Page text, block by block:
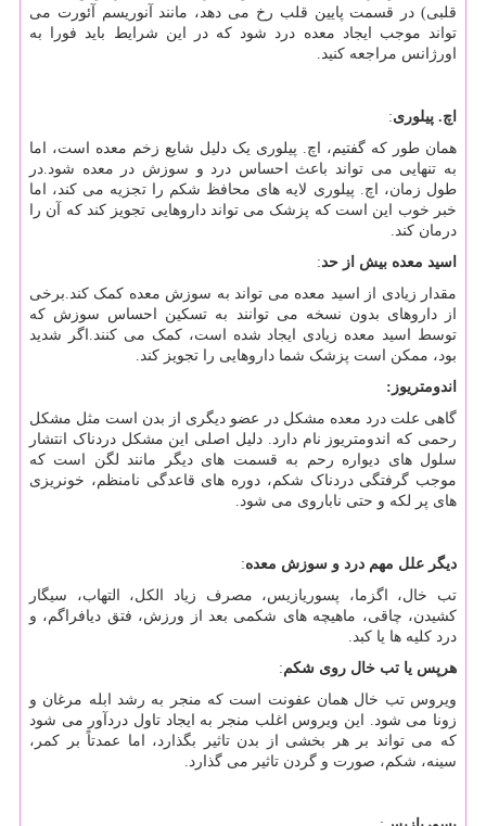
قلبی) در قسمت پایین قلب رخ می دهد، مانند آنوریسم آئورت می
تواند موجب ایجاد معده درد شود که در این شرایط باید فورا به
اورژانس مراجعه کنید.
اچ. پیلوری:
همان طور که گفتیم، اچ. پیلوری یک دلیل شایع زخم معده است، اما
به تنهایی می تواند باعث احساس درد و سوزش در معده شود.در
طول زمان، اچ. پیلوری لایه های محافظ شکم را تجزیه می کند، اما
خبر خوب این است که پزشک می تواند داروهایی تجویز کند که آن را
درمان کند.
اسید معده بیش از حد:
مقدار زیادی از اسید معده می تواند به سوزش معده کمک کند.برخی
از داروهای بدون نسخه می توانند به تسکین احساس سوزش که
توسط اسید معده زیادی ایجاد شده است، کمک می کنند.اگر شدید
بود، ممکن است پزشک شما داروهایی را تجویز کند.
اندومتریوز:
گاهی علت درد معده مشکل در عضو دیگری از بدن است مثل مشکل
رحمی که اندومتریوز نام دارد. دلیل اصلی این مشکل دردناک انتشار
سلول های دیواره رحم به قسمت های دیگر مانند لگن است که
موجب گرفتگی دردناک شکم، دوره های قاعدگی نامنظم، خونریزی
های پر لکه و حتی ناباروی می شود.
دیگر علل مهم درد و سوزش معده:
تب خال، اگزما، پسوریازیس، مصرف زیاد الکل، التهاب، سیگار
کشیدن، چاقی، ماهیچه های شکمی بعد از ورزش، فتق دیافراگم، و
درد کلیه ها یا کبد.
هرپس یا تب خال روی شکم:
ویروس تب خال همان عفونت است که منجر به رشد ابله مرغان و
زونا می شود. این ویروس اغلب منجر به ایجاد تاول دردآور می شود
که می تواند بر هر بخشی از بدن تاثیر بگذارد، اما عمدتاً بر کمر،
سینه، شکم، صورت و گردن تاثیر می گذارد.